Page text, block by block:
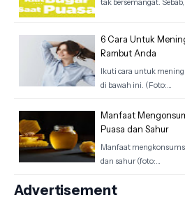
tak bersemangat.
6 Cara Untuk
Rambut Anda
Ikuti cara untuk
di bawah ini. (Foto:…
Manfaat
Puasa dan Sahur
Manfaat
dan sahur (foto:…
Advertisement